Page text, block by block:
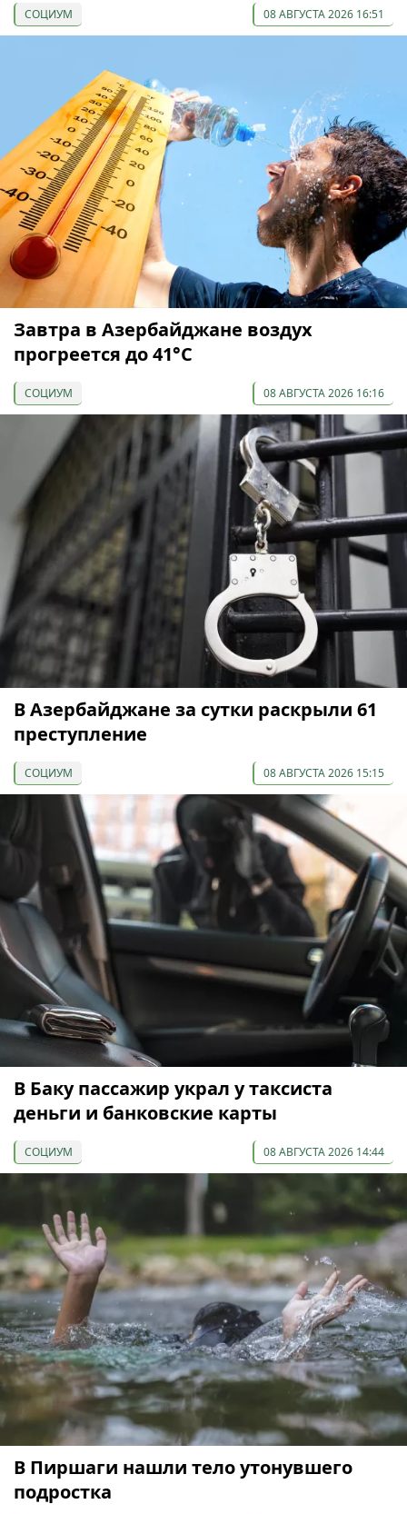
СОЦИУМ 08 АВГУСТА 2026 16:51
Завтра в Азербайджане воздух
прогреется до 41°С
СОЦИУМ 08 АВГУСТА 2026 16:16
В Азербайджане за сутки раскрыли 61
преступление
СОЦИУМ 08 АВГУСТА 2026 15:15
В Баку пассажир украл у таксиста
деньги и банковские карты
СОЦИУМ 08 АВГУСТА 2026 14:44
В Пиршаги нашли тело утонувшего
подростка